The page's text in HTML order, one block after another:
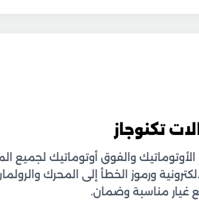
تكنوجاز
والفوق أوتوماتيك لجميع
ورموز الخطأ إلى المحرك